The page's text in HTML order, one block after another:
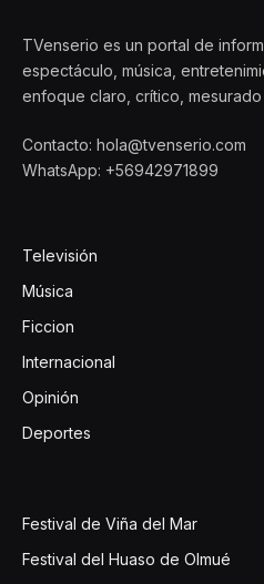
TVenserio es un portal de
espectáculo, música,
enfoque claro, crítico,
Contacto: hola@tvenserio.com
WhatsApp: +56942971899
Televisión
Música
Ficcion
Internacional
Opinión
Deportes
Festival de Viña del Mar
Festival del Huaso de Olmué